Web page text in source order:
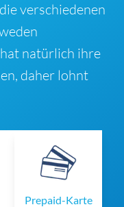
verschiedenen
natürlich ihre
daher lohnt
Prepaid-Karte